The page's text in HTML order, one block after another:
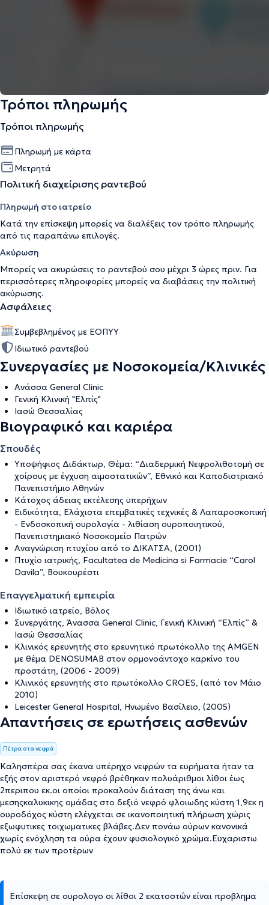
Τρόποι πληρωμής
Τρόποι πληρωμής
Πληρωμή με κάρτα
Μετρητά
Πολιτική διαχείρισης ραντεβού
Πληρωμή στο ιατρείο
Κατά την επίσκεψη μπορείς να διαλέξεις τον τρόπο πληρωμής
από τις παραπάνω επιλογές.
Ακύρωση
Μπορείς να ακυρώσεις το ραντεβού σου μέχρι 3 ώρες πριν. Για
περισσότερες πληροφορίες μπορείς να διαβάσεις την πολιτική
ακύρωσης.
Ασφάλειες
Συμβεβλημένος με ΕΟΠΥΥ
Ιδιωτικό ραντεβού
Συνεργασίες με Νοσοκομεία/Κλινικές
Ανάσσα General Clinic
Γενική Κλινική "Ελπίς"
Ιασώ Θεσσαλίας
Βιογραφικό και καριέρα
Σπουδές
Υποψήφιος Διδάκτωρ, Θέμα: “Διαδερμική Νεφρολιθοτομή σε
χοίρους με έγχυση αιμοστατικών”, Εθνικό και Καποδιστριακό
Πανεπιστήμιο Αθηνών
Κάτοχος άδειας εκτέλεσης υπερήχων
Ειδικότητα, Ελάχιστα επεμβατικές τεχνικές & Λαπαροσκοπική
- Ενδοσκοπική ουρολογία - λιθίαση ουροποιητικού,
Πανεπιστημιακό Νοσοκομείο Πατρών
Αναγνώριση πτυχίου από το ΔΙΚΑΤΣΑ, (2001)
Πτυχίο ιατρικής, Facultatea de Medicina si Farmacie “Carol
Davila”, Βουκουρέστι
Επαγγελματική εμπειρία
Ιδιωτικό ιατρείο, Βόλος
Συνεργάτης, Άνασσα General Clinic, Γενική Κλινική “Ελπίς” &
Ιασώ Θεσσαλίας
Kλινικός ερευνητής στο ερευνητικό πρωτόκολλο της AMGEN
με θέμα DENOSUMAB στον ορμονοάντοχο καρκίνο του
προστάτη, (2006 - 2009)
Kλινικός ερευνητής στο πρωτόκολλο CROES, (από τον Μάιο
2010)
Leicester General Hospital, Ηνωμένο Βασίλειο, (2005)
Απαντήσεις σε ερωτήσεις ασθενών
Πέτρα στα νεφρά
Καλησπέρα σας έκανα υπέρηχο νεφρών τα ευρήματα ήταν τα
εξής στον αριστερό νεφρό βρέθηκαν πολυάριθμοι λίθοι έως
2περιπου εκ.οι οποίοι προκαλούν διάταση της άνω και
μεσηςκαλυκικης ομάδας στο δεξιό νεφρό φλοιωδης κύστη 1,9εκ η
ουροδόχος κύστη ελέγχεται σε ικανοποιητική πλήρωση χώρις
εξωφυτικες τοιχωματικες βλάβες.Δεν πονάω ούρων κανονικά
χωρίς ενόχληση τα ούρα έχουν φυσιολογικό χρώμα.Ευχαριστω
πολύ εκ των προτέρων
Επίσκεψη σε ουρολογο οι λίθοι 2 εκατοστών είναι προβλημα